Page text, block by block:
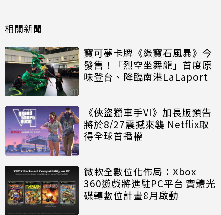
相關新聞
寶可夢卡牌《綠寶石風暴》今
發售！「烈空坐舞龍」首度原
味登台、降臨南港LaLaport
《俠盜獵車手VI》加長版預告
將於8/27震撼來襲 Netflix取
得全球首播權
微軟全數位化佈局：Xbox
360遊戲將進駐PC平台 實體光
碟轉數位計畫8月啟動